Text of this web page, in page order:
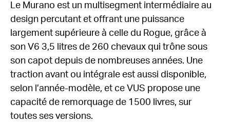
Le Murano est un multisegment intermédiaire au
design percutant et offrant une puissance
largement supérieure à celle du Rogue, grâce à
son V6 3,5 litres de 260 chevaux qui trône sous
son capot depuis de nombreuses années. Une
traction avant ou intégrale est aussi disponible,
selon l’année-modèle, et ce VUS propose une
capacité de remorquage de 1500 livres, sur
toutes ses versions.